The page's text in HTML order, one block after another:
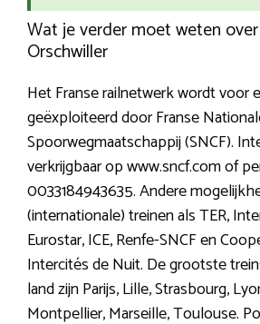
Wat je verder moet weten
Orschwiller
Het Franse railnetwerk wordt voor
geëxploiteerd door Franse
Spoorwegmaatschappij (SNCF).
verkrijgbaar op www.sncf.com of
0033184943635. Andere
(internationale) treinen als TER,
Eurostar, ICE, Renfe-SNCF en
Intercités de Nuit. De grootste
land zijn Parijs, Lille, Strasbourg,
Montpellier, Marseille, Toulouse.